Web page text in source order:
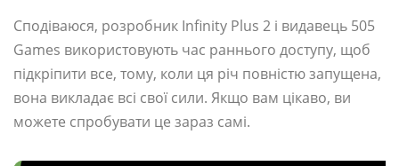
Сподіваюся, розробник Infinity Plus 2 і видавець 505
Games використовують час раннього доступу, щоб
підкріпити все, тому, коли ця річ повністю запущена,
вона викладає всі свої сили. Якщо вам цікаво, ви
можете спробувати це зараз самі.